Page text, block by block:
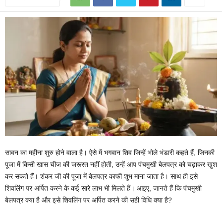
सावन का महीना शुरु होने वाला है। ऐसे में भगवान शिव जिन्हें भोले भंडारी कहते हैं, जिनकी
पूजा में किसी खास चीज की जरूरत नहीं होती, उन्हें आप पंचमुखी बेलपत्र को चढ़ाकर खुश
कर सकते हैं। शंकर जी की पूजा में बेलपत्र काफी शुभ माना जाता है। साथ ही इसे
शिवलिंग पर अर्पित करने के कई सारे लाभ भी मिलते हैं। आइए, जानते हैं कि पंचमुखी
बेलपत्र क्या है और इसे शिवलिंग पर अर्पित करने की सही विधि क्या है?